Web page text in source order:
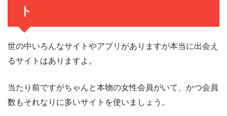
ト
世の中いろんなサイトやアプリがありますが本当に出会え
るサイトはありますよ。
当たり前ですがちゃんと本物の女性会員がいて、かつ会員
数もそれなりに多いサイトを使いましょう。